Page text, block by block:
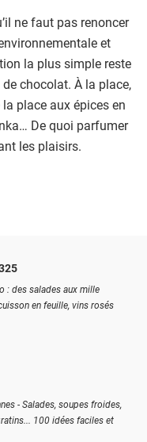
ne faut pas renoncer
et
la plus simple reste
chocolat. À la place,
place aux épices en
De quoi parfumer
les plaisirs.
: des salades aux mille
en feuille, vins rosés
- Salades, soupes froides,
100 idées faciles et